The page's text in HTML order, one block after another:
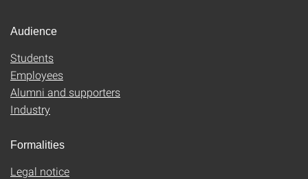
Audience
Students
Employees
Alumni and supporters
Industry
Formalities
Legal notice